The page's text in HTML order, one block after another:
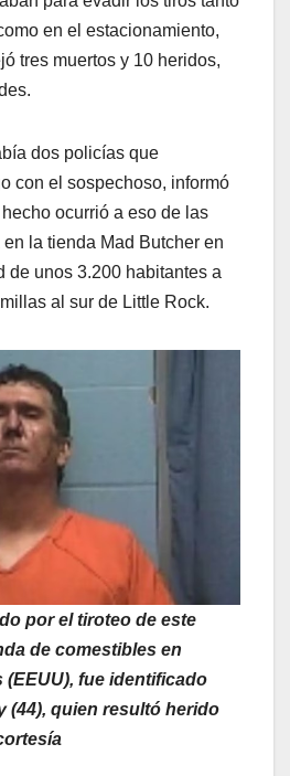
en el estacionamiento,
tres muertos y 10 heridos,
dos policías que
con el sospechoso, informó
ocurrió a eso de las
la tienda Mad Butcher en
de unos 3.200 habitantes a
al sur de Little Rock.
por el tiroteo de este
de comestibles en
(EEUU), fue identificado
(44), quien resultó herido